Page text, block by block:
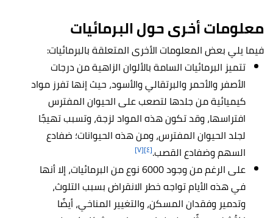
معلومات أخرى حول البرمائيات
فيما يلي بعض المعلومات الأخرى المتعلقة بالبرمائيات:
تتميز البرمائيات السامة بالألوان الزاهية من درجات
الأصفر والأحمر والبرتقالي والأسود، حيث إنها تفرز مواد
كيميائية من جلدها لتصعب على الحيوان المفترس
افتراسها، وقد تكون هذه المواد لزجة، وتسبب تهيجًا
لجلد الحيوان المفترس، ومن هذه الحيوانات؛ ضفادع
السهم وضفادع القصب.[٤] [٧]
على الرغم من وجود 6000 نوع من البرمائيات، إلا أنها
في هذه الأيام تواجه خطر الانقراض بسبب التلوث،
وتدمير وفقدان المسكن، والتغيير المناخي، أيضًا